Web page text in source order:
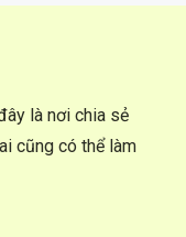
là nơi chia sẻ
cũng có thể làm